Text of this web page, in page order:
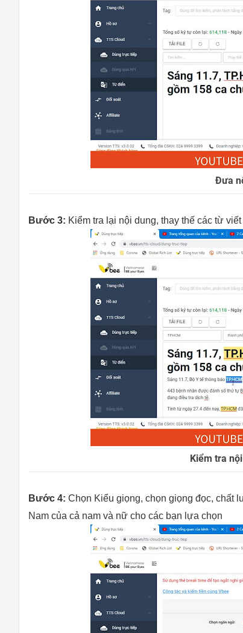
Đưa
Bước 3: Kiểm tra lại nội dung, thay thế các từ viết
Kiểm tra
Bước 4: Chọn Kiểu giọng, chọn giọng đọc, chất
Nam của cả nam và nữ cho các bạn lựa chọn